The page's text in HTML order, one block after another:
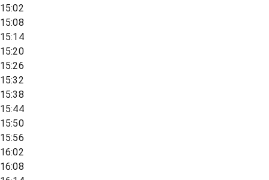
15:02
15:08
15:14
15:20
15:26
15:32
15:38
15:44
15:50
15:56
16:02
16:08